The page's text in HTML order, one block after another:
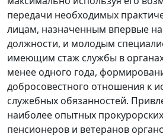
передачи необходимых
лицам, назначенным впервые
должности, и молодым
имеющим стаж службы в
менее одного года,
добросовестного отношения к
служебных обязанностей.
наиболее опытных
пенсионеров и ветеранов